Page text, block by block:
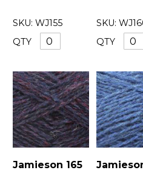
SKU: WJ155
QTY
SKU:
QTY
Jamieson 165